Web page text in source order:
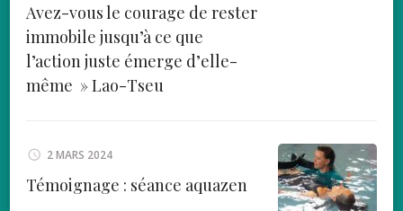
Avez-vous le courage de rester
immobile jusqu’à ce que
l’action juste émerge d’elle-
même » Lao-Tseu
2 MARS 2024
Témoignage : séance aquazen